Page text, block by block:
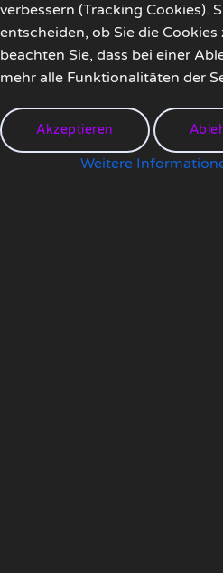
verbessern (Tracking Cookies).
entscheiden, ob Sie die
beachten Sie, dass bei einer
mehr alle Funktionalitäten der
Akzeptieren
Weitere